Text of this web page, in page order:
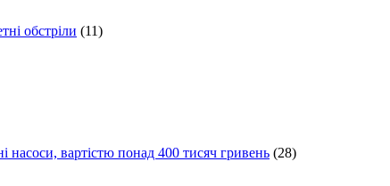
обстріли (11)
насоси, вартістю понад 400 тисяч гривень (28)